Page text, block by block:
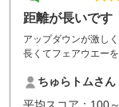
距離が長いです
アップダウンが激し
長くてフェアウエー
観もよく楽しめまし
道らしさは味わえます
ちゅらトムさん